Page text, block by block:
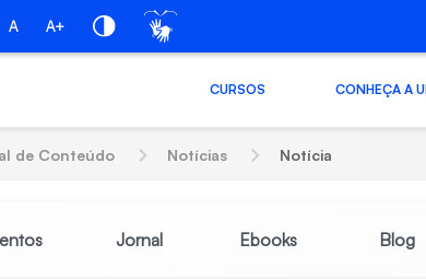
A A+
CURSOS CONHEÇA A
de Conteúdo Notícias Notícia
Jornal Ebooks Blog